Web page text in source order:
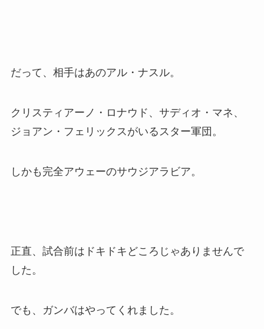
だって、相手はあのアル・ナスル。
クリスティアーノ・ロナウド、サディオ・マネ、
ジョアン・フェリックスがいるスター軍団。
しかも完全アウェーのサウジアラビア。
正直、試合前はドキドキどころじゃありませんで
した。
でも、ガンバはやってくれました。